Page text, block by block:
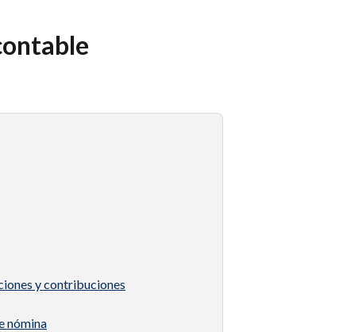
y contribuciones
nómina